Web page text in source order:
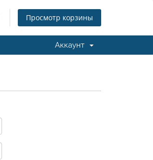
Просмотр корзины
Аккаунт